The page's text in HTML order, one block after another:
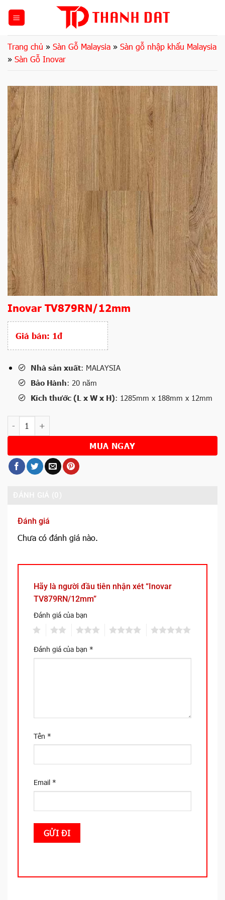
dungTrang chủ » Sàn Gỗ Malaysia » Sàn gỗ nhập khẩu Malaysia
» Sàn Gỗ Inovar
Inovar TV879RN/12mm
Giá bán: 1đ
Nhà sản xuất: MALAYSIA
Bảo Hành: 20 năm
Kích thước (L x W x H): 1285mm x 188mm x 12mm
Số lượng
MUA NGAY
Đánh giá
Chưa có đánh giá nào.
Hãy là người đầu tiên nhận xét “Inovar
TV879RN/12mm”
Đánh giá của bạn
Đánh giá của bạn *
Tên *
Email *